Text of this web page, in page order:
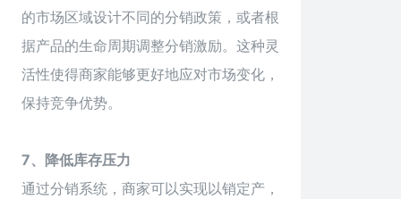
的市场区域设计不同的分销政策，或者根
据产品的生命周期调整分销激励。这种灵
活性使得商家能够更好地应对市场变化，
保持竞争优势。
7、降低库存压力
通过分销系统，商家可以实现以销定产，